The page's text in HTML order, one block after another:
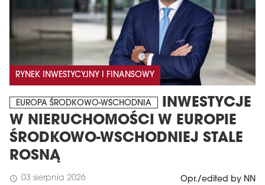
RYNEK INWESTYCYJNY I FINANSOWY
EUROPA ŚRODKOWO-WSCHODNIA
INWESTYCJE
W NIERUCHOMOŚCI W EUROPIE
ŚRODKOWO-WSCHODNIEJ STALE
ROSNĄ
schedule 03 sierpnia 2026 Opr./edited by NN